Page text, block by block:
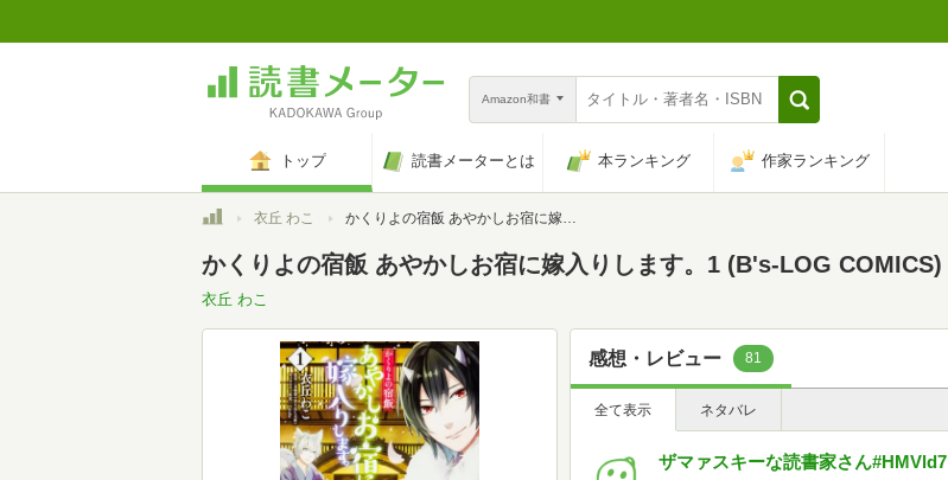
Amazon和書
トップ 読書メーターとは 本ランキング 作家ランキング
トップ衣丘 わこ かくりよの宿飯 あやかしお宿に嫁入りします。1 (B's-LOG COMICS)
かくりよの宿飯 あやかしお宿に嫁入りします。1 (B's-LOG COMICS)
衣丘 わこ
感想・レビュー 81
全て表示 ネタバレ
ザマァスキーな読書家さん#HMVld7